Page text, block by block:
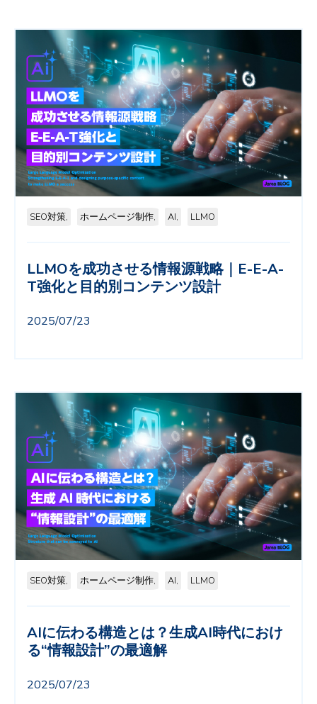
SEO対策, ホームページ制作, AI, LLMO
LLMOを成功させる情報源戦略｜E-E-A-
T強化と目的別コンテンツ設計
2025/07/23
SEO対策, ホームページ制作, AI, LLMO
AIに伝わる構造とは？生成AI時代におけ
る“情報設計”の最適解
2025/07/23